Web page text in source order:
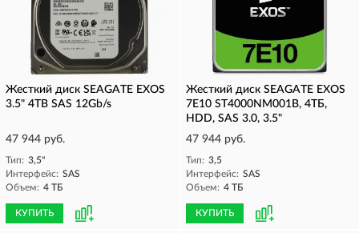
Жесткий диск SEAGATE EXOS
3.5" 4TB SAS 12Gb/s
47 944 руб.
Тип: 3,5"
Интерфейс: SAS
Объем: 4 ТБ
КУПИТЬ
Жесткий диск SEAGATE EXOS
7E10 ST4000NM001B, 4ТБ,
HDD, SAS 3.0, 3.5"
47 944 руб.
Тип: 3,5
Интерфейс: SAS
Объем: 4 ТБ
КУПИТЬ